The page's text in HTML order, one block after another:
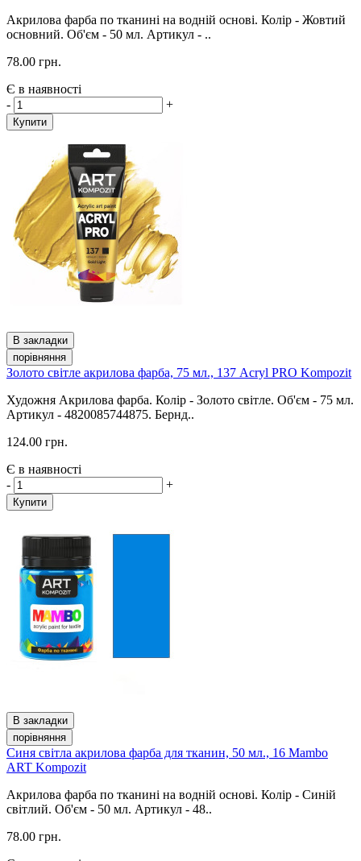
Акрилова фарба по тканині на водній основі. Колір - Жовтий
основний. Об'єм - 50 мл. Артикул - ..
78.00 грн.
Є в наявності
-
+
Купити
В закладки
порівняння
Золото світле акрилова фарба, 75 мл., 137 Acryl PRO Kompozit
Художня Акрилова фарба. Колір - Золото світле. Об'єм - 75 мл.
Артикул - 4820085744875. Бернд..
124.00 грн.
Є в наявності
-
+
Купити
В закладки
порівняння
Синя світла акрилова фарба для тканин, 50 мл., 16 Mambo
ART Kompozit
Акрилова фарба по тканині на водній основі. Колір - Синій
світлий. Об'єм - 50 мл. Артикул - 48..
78.00 грн.